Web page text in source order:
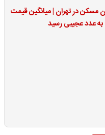
مسکن در تهران | میانگین قیمت
عدد عجیبی رسید